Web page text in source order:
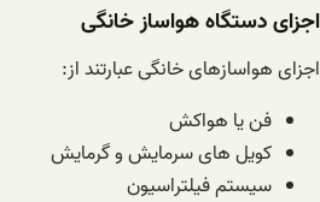
اجزای دستگاه هواساز خانگی
اجزای هواسازهای خانگی عبارتند از:
فن یا هواکش
کویل های سرمایش و گرمایش
سیستم فیلتراسیون